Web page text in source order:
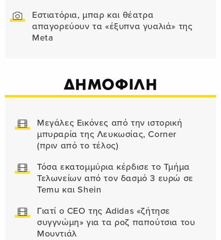
Εστιατόρια, μπαρ και θέατρα
απαγορεύουν τα «έξυπνα γυαλιά» της
Meta
ΔΗΜΟΦΙΛΗ
Μεγάλες Εικόνες από την ιστορική
μπυραρία της Λευκωσίας, Corner
(πριν από το τέλος)
Τόσα εκατομμύρια κέρδισε το Τμήμα
Τελωνείων από τον δασμό 3 ευρώ σε
Temu και Shein
Γιατί ο CEO της Adidas «ζήτησε
συγγνώμη» για τα ροζ παπούτσια του
Μουντιάλ